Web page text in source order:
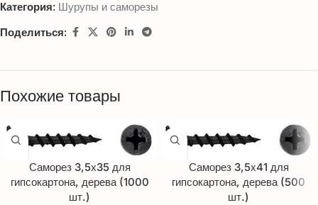
Категория: Шурупы и саморезы
Поделиться:
Похожие товары
Саморез 3,5х35 для
гипсокартона, дерева (1000
шт.)
Саморез 3,5х41 для
гипсокартона, дерева (500
шт.)